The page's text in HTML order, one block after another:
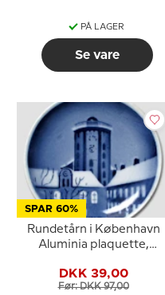
PÅ LAGER
Se vare
SPAR 60%
Rundetårn i København
Aluminia plaquette,
DKK 39,00
Før: DKK 97,00